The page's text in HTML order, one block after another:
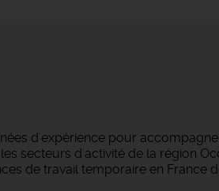
d'expérience pour
secteurs d'activité de la région
de travail temporaire en France